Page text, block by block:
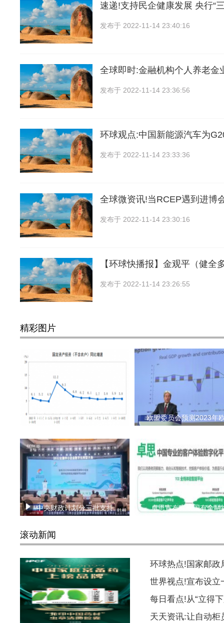
速递!支持民企健康发展 央行“
发布于 2022-11-14 23:40:16
全球即时:金融机构个人养老金
发布于 2022-11-14 23:36:56
环球观点:中国新能源汽车为
发布于 2022-11-14 23:33:36
全球微资讯!当RCEP遇到进博
发布于 2022-11-14 23:30:16
【环球快播报】金观平（健全
发布于 2022-11-14 23:26:55
精彩图片
国家统计局：前10个月民间 欧盟委员会预测2023年
中央财政计划分三批支持 卓思宣布完成国有金融
滚动新闻
环球热点!国家邮政
世界视点!宣布设立
每日看点!从“立得
天天资讯:让自动柜